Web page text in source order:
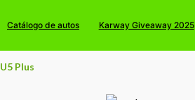
Catálogo de autos Karway Giveaway 2025
U5 Plus